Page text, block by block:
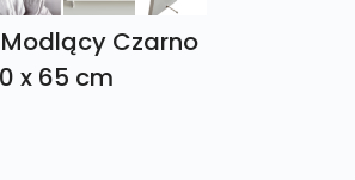
Czarno
x 65 cm